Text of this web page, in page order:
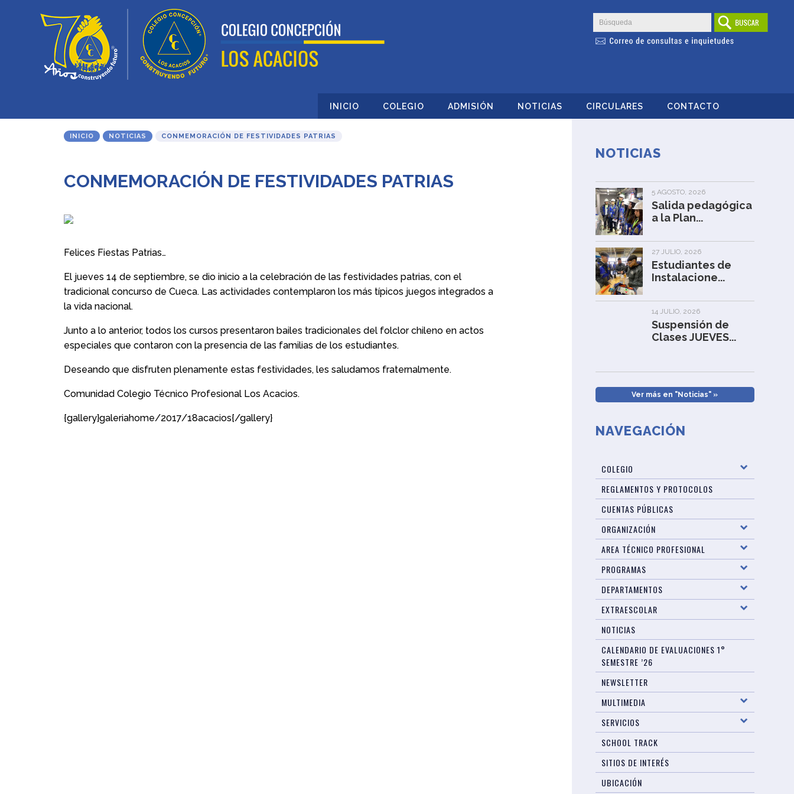
INICIO COLEGIO ADMISIÓN NOTICIAS CIRCULARES CONTACTO
INICIO NOTICIAS CONMEMORACIÓN DE FESTIVIDADES PATRIAS
CONMEMORACIÓN DE FESTIVIDADES PATRIAS
Felices Fiestas Patrias…
El jueves 14 de septiembre, se dio inicio a la celebración de las festividades patrias, con el
tradicional concurso de Cueca. Las actividades contemplaron los más típicos juegos integrados a
la vida nacional.
Junto a lo anterior, todos los cursos presentaron bailes tradicionales del folclor chileno en actos
especiales que contaron con la presencia de las familias de los estudiantes.
Deseando que disfruten plenamente estas festividades, les saludamos fraternalmente.
Comunidad Colegio Técnico Profesional Los Acacios.
{gallery}galeriahome/2017/18acacios{/gallery}
NOTICIAS
5 AGOSTO, 2026
Salida pedagógica
a la Plan...
27 JULIO, 2026
Estudiantes de
Instalacione...
14 JULIO, 2026
Suspensión de
Clases JUEVES...
Ver más en "Noticias" »
NAVEGACIÓN
COLEGIO
REGLAMENTOS Y PROTOCOLOS
CUENTAS PÚBLICAS
ORGANIZACIÓN
AREA TÉCNICO PROFESIONAL
PROGRAMAS
DEPARTAMENTOS
EXTRAESCOLAR
NOTICIAS
CALENDARIO DE EVALUACIONES 1°
SEMESTRE ’26
NEWSLETTER
MULTIMEDIA
SERVICIOS
SCHOOL TRACK
SITIOS DE INTERÉS
UBICACIÓN